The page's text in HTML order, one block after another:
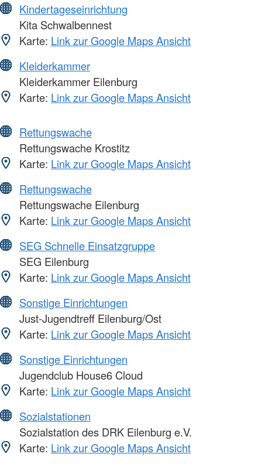
Kindertageseinrichtung
Kita Schwalbennest
Karte: Link zur Google Maps Ansicht
Kleiderkammer
Kleiderkammer Eilenburg
Karte: Link zur Google Maps Ansicht
Rettungswache
Rettungswache Krostitz
Karte: Link zur Google Maps Ansicht
Rettungswache
Rettungswache Eilenburg
Karte: Link zur Google Maps Ansicht
SEG Schnelle Einsatzgruppe
SEG Eilenburg
Karte: Link zur Google Maps Ansicht
Sonstige Einrichtungen
Just-Jugendtreff Eilenburg/Ost
Karte: Link zur Google Maps Ansicht
Sonstige Einrichtungen
Jugendclub House6 Cloud
Karte: Link zur Google Maps Ansicht
Sozialstationen
Sozialstation des DRK Eilenburg e.V.
Karte: Link zur Google Maps Ansicht